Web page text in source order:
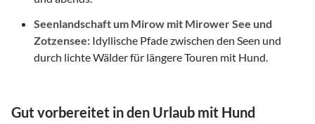
Seenlandschaft um Mirow mit Mirower See und
Zotzensee: Idyllische Pfade zwischen den Seen und
durch lichte Wälder für längere Touren mit Hund.
Gut vorbereitet in den Urlaub mit Hund